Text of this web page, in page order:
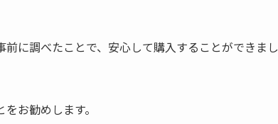
に調べたことで、安心して購入することができまし
お勧めします。